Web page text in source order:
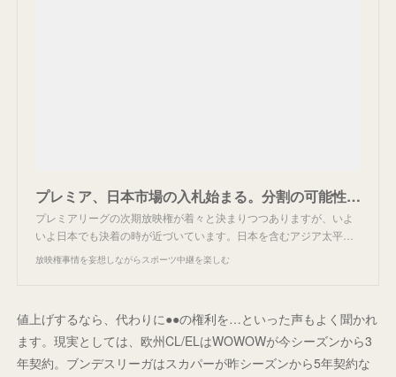
プレミア、日本市場の入札始まる。分割の可能性も？
プレミアリーグの次期放映権が着々と決まりつつありますが、いよ
いよ日本でも決着の時が近づいています。日本を含むアジア太平…
放映権事情を妄想しながらスポーツ中継を楽しむ
値上げするなら、代わりに●●の権利を…といった声もよく聞かれ
ます。現実としては、欧州CL/ELはWOWOWが今シーズンから3
年契約。ブンデスリーガはスカパーが昨シーズンから5年契約な